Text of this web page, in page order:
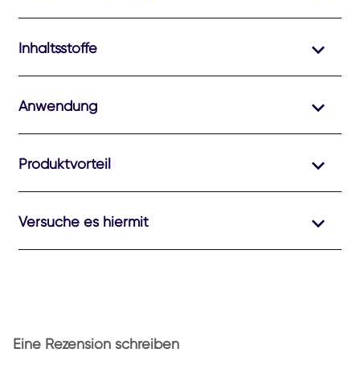
Inhaltsstoffe
Anwendung
Produktvorteil
Versuche es hiermit
Eine Rezension schreiben